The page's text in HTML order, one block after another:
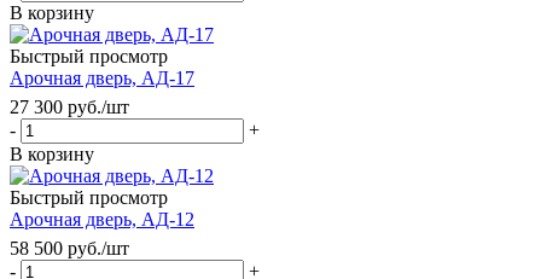
В корзину
Быстрый просмотр
Арочная дверь, АД-17
27 300 руб./шт
-
+
В корзину
Быстрый просмотр
Арочная дверь, АД-12
58 500 руб./шт
-
+